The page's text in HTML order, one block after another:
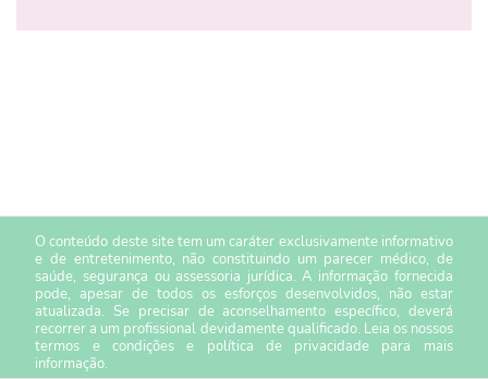
O conteúdo deste site tem um caráter exclusivamente informativo
e de entretenimento, não constituindo um parecer médico, de
saúde, segurança ou assessoria jurídica. A informação fornecida
pode, apesar de todos os esforços desenvolvidos, não estar
atualizada. Se precisar de aconselhamento específico, deverá
recorrer a um profissional devidamente qualificado. Leia os nossos
termos e condiçõese política de privacidade para mais
informação.